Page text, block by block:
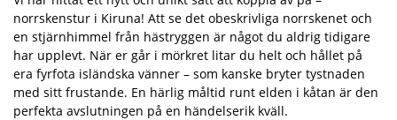
norrskenstur i Kiruna! Att se det obeskrivliga norrskenet och
en stjärnhimmel från hästryggen är något du aldrig tidigare
har upplevt. När er går i mörkret litar du helt och hållet på
era fyrfota isländska vänner – som kanske bryter tystnaden
med sitt frustande. En härlig måltid runt elden i kåtan är den
perfekta avslutningen på en händelserik kväll.